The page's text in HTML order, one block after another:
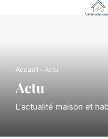
Accueil › Actu
Actu
L'actualité maison et